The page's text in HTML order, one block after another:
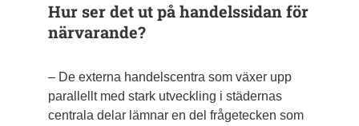
Hur ser det ut på handelssidan för
närvarande?
– De externa handelscentra som växer upp
parallellt med stark utveckling i städernas
centrala delar lämnar en del frågetecken som